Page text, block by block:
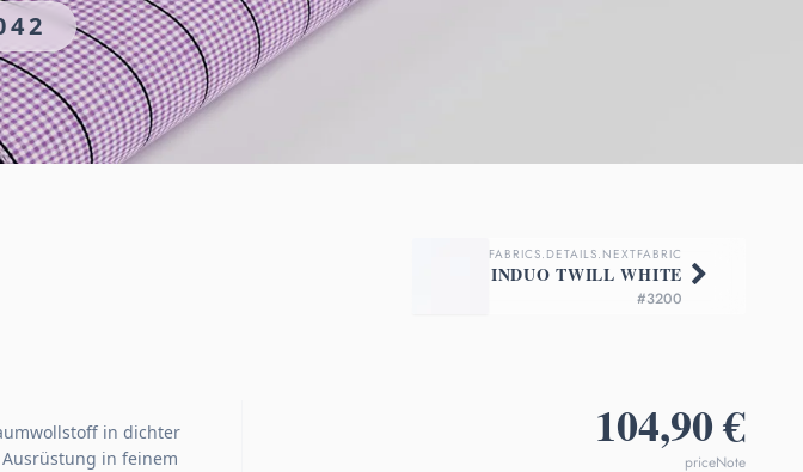
FABRICS.DETAILS.NEXTFABRIC
INDUO TWILL WHITE
#3200
in dichter
in feinem
104,90 €
priceNote